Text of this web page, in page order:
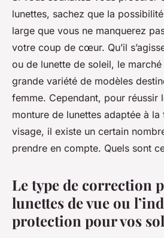
lunettes, sachez que la
large que vous ne manquerez
votre coup de cœur. Qu’il
ou de lunette de soleil, le marché
grande variété de modèles
femme. Cependant, pour réussir
monture de lunettes adaptée à
visage, il existe un certain
prendre en compte. Quels sont
Le type de correction
lunettes de vue ou
protection pour vos